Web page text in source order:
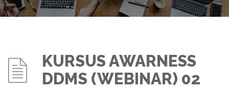
KURSUS AWARNESS
DDMS (WEBINAR) 02